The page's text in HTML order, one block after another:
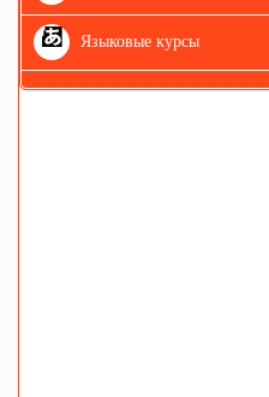
Языковые курсы